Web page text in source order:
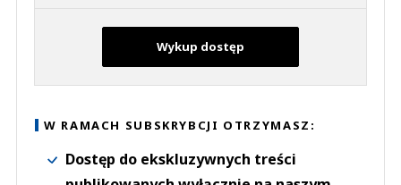
Wykup dostęp
W RAMACH SUBSKRYBCJI OTRZYMASZ:
Dostęp do ekskluzywnych treści